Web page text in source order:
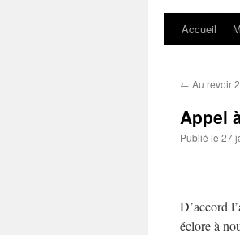
Accueil
← Au revoir
Appel
Publié le 27
D’accord
éclore à